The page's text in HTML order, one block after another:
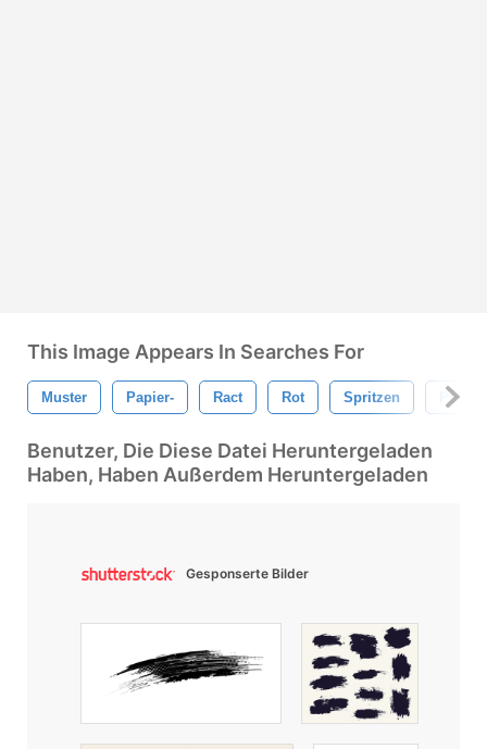
This Image Appears In Searches For
Muster Papier- Ract Rot Spritzen Pinsel
Benutzer, Die Diese Datei Heruntergeladen
Haben, Haben Außerdem Heruntergeladen
Gesponserte Bilder